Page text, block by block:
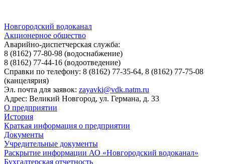
Новгородский водоканал
Акционерное общество
Аварийно-диспетчерская служба:
8 (8162) 77-80-98 (водоснабжение)
8 (8162) 77-44-16 (водоотведение)
Справки по телефону: 8 (8162) 77-35-64, 8 (8162) 77-75-08
(канцелярия)
Эл. почта для заявок: zayavki@vdk.natm.ru
Адрес: Великий Новгород, ул. Германа, д. 33
О предприятии
История
Краткая информация о предприятии
Документы
Учредительные документы
Раскрытие информации АО «Новгородский водоканал»
Бухгалтерская отчетность